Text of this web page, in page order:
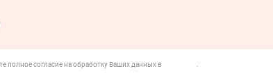
полное согласие на обработку Ваших данных в
.